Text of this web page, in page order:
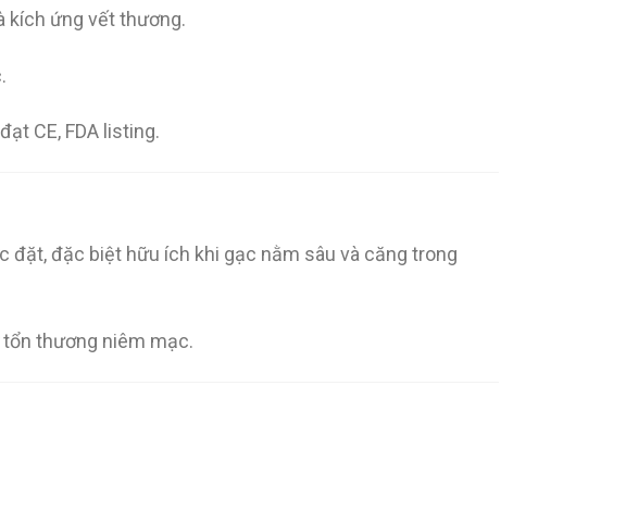
kích ứng vết thương.
CE, FDA listing.
đặt, đặc biệt hữu ích khi gạc nằm sâu và căng trong
tổn thương niêm mạc.